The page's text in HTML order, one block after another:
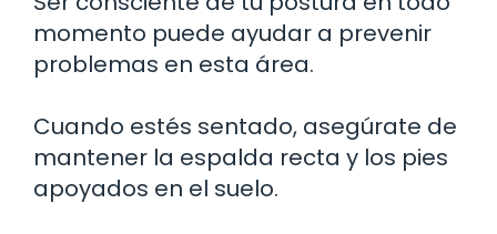
momento puede ayudar a prevenir
problemas en esta área.
Cuando estés sentado, asegúrate de
mantener la espalda recta y los pies
apoyados en el suelo.